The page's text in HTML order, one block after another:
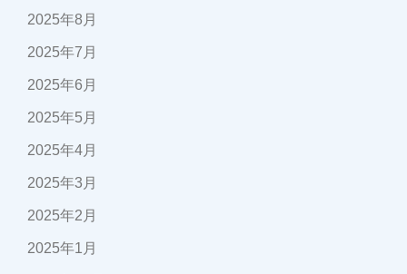
2025年8月
2025年7月
2025年6月
2025年5月
2025年4月
2025年3月
2025年2月
2025年1月